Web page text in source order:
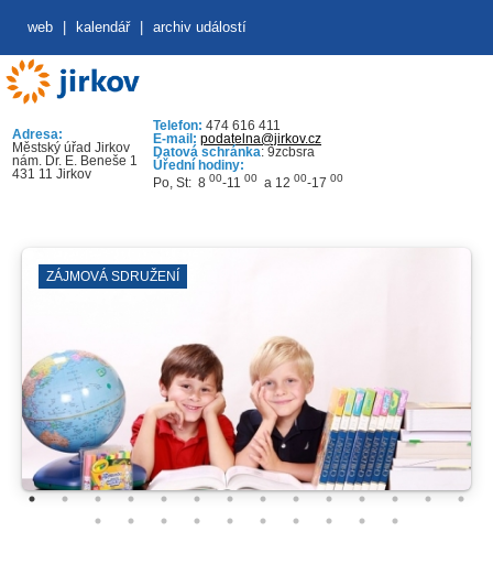
web kalendář archiv událostí
Adresa:
Městský úřad Jirkov
nám. Dr. E. Beneše 1
431 11 Jirkov
Telefon: 474 616 411
E-mail: podatelna@jirkov.cz
Datová schránka: 9zcbsra
Úřední hodiny:
Po, St: 8 00-11 00 a 12 00-17 00
ZÁJMOVÁ SDRUŽENÍ